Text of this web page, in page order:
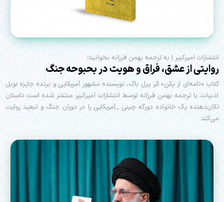
انتشارات امیرکبیر | به ترجمه بهمن فرزانه بخوانید؛
روایتی از عشق، فراق و هویت در بحبوحه جنگ
کتاب «نامه‌ای از پکن» اثر پرل باک، نویسنده مشهور آمریکایی و برنده جایزه نوبل
ادبیات، با ترجمه بهمن فرزانه توسط انتشارات امیرکبیر منتشر شده است داستان
تکان‌دهنده یک خانواده دورگه چینی _آمریکایی را در دوران جنگ و تبعید روایت
می‌کند.